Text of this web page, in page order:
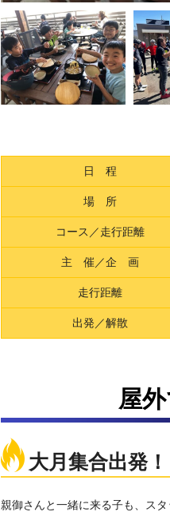
日 程
場 所
コース／走行距離
主 催／企 画
走行距離
出発／解散
屋
大月集合出発！
親御さんと一緒に来る子も、ス